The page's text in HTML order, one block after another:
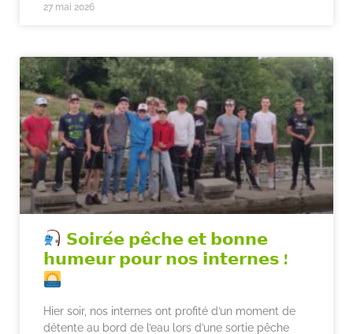
27 mai 2026
𝗦𝗼𝗶𝗿𝗲́𝗲 𝗽𝗲̂𝗰𝗵𝗲 𝗲𝘁 𝗯𝗼𝗻𝗻𝗲
𝗵𝘂𝗺𝗲𝘂𝗿 𝗽𝗼𝘂𝗿 𝗻𝗼𝘀 𝗶𝗻𝘁𝗲𝗿𝗻𝗲𝘀 !
Hier soir, nos internes ont profité d’un moment de
détente au bord de l’eau lors d’une sortie pêche